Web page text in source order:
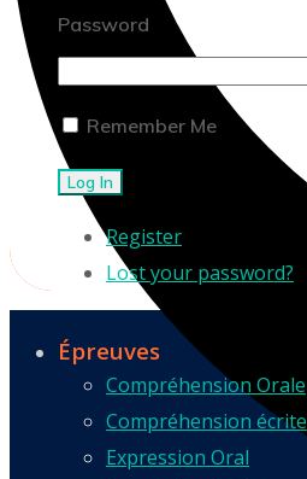
Password
Remember Me
Log In
Register
Lost your password?
Épreuves
Compréhension Orale
Compréhension écrite
Expression Oral